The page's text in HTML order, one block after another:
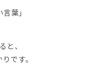
葉」
と、
です。